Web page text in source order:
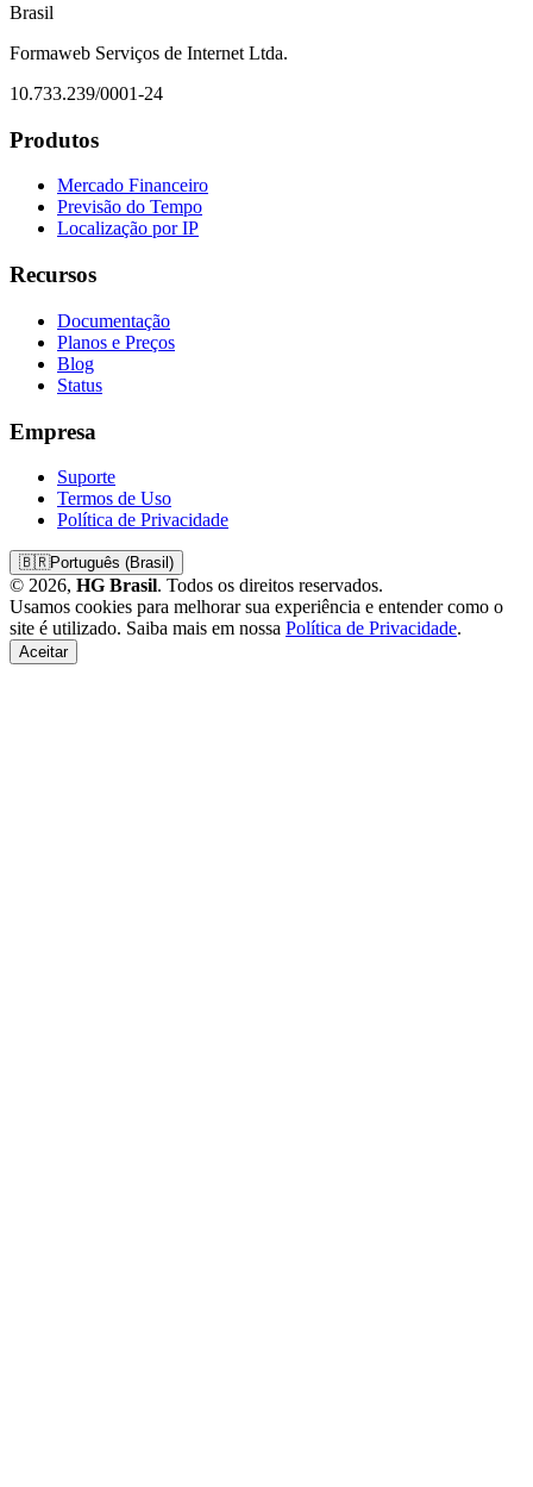
Brasil
Formaweb Serviços de Internet Ltda.
10.733.239/0001-24
Produtos
Mercado Financeiro
Previsão do Tempo
Localização por IP
Recursos
Documentação
Planos e Preços
Blog
Status
Empresa
Suporte
Termos de Uso
Política de Privacidade
🇧🇷Português (Brasil)
© 2026, HG Brasil. Todos os direitos reservados.
Usamos cookies para melhorar sua experiência e entender como o
site é utilizado. Saiba mais em nossa Política de Privacidade.
Aceitar